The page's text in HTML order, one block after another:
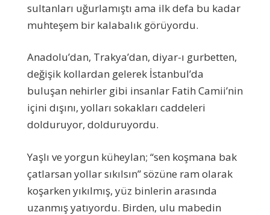
sultanları uğurlamıştı ama ilk defa bu kadar
muhteşem bir kalabalık görüyordu.
Anadolu’dan, Trakya’dan, diyar-ı gurbetten,
değişik kollardan gelerek İstanbul’da
buluşan nehirler gibi insanlar Fatih Camii’nin
içini dışını, yolları sokakları caddeleri
dolduruyor, dolduruyordu.
Yaşlı ve yorgun küheylan; “sen koşmana bak
çatlarsan yollar sıkılsın” sözüne ram olarak
koşarken yıkılmış, yüz binlerin arasında
uzanmış yatıyordu. Birden, ulu mabedin